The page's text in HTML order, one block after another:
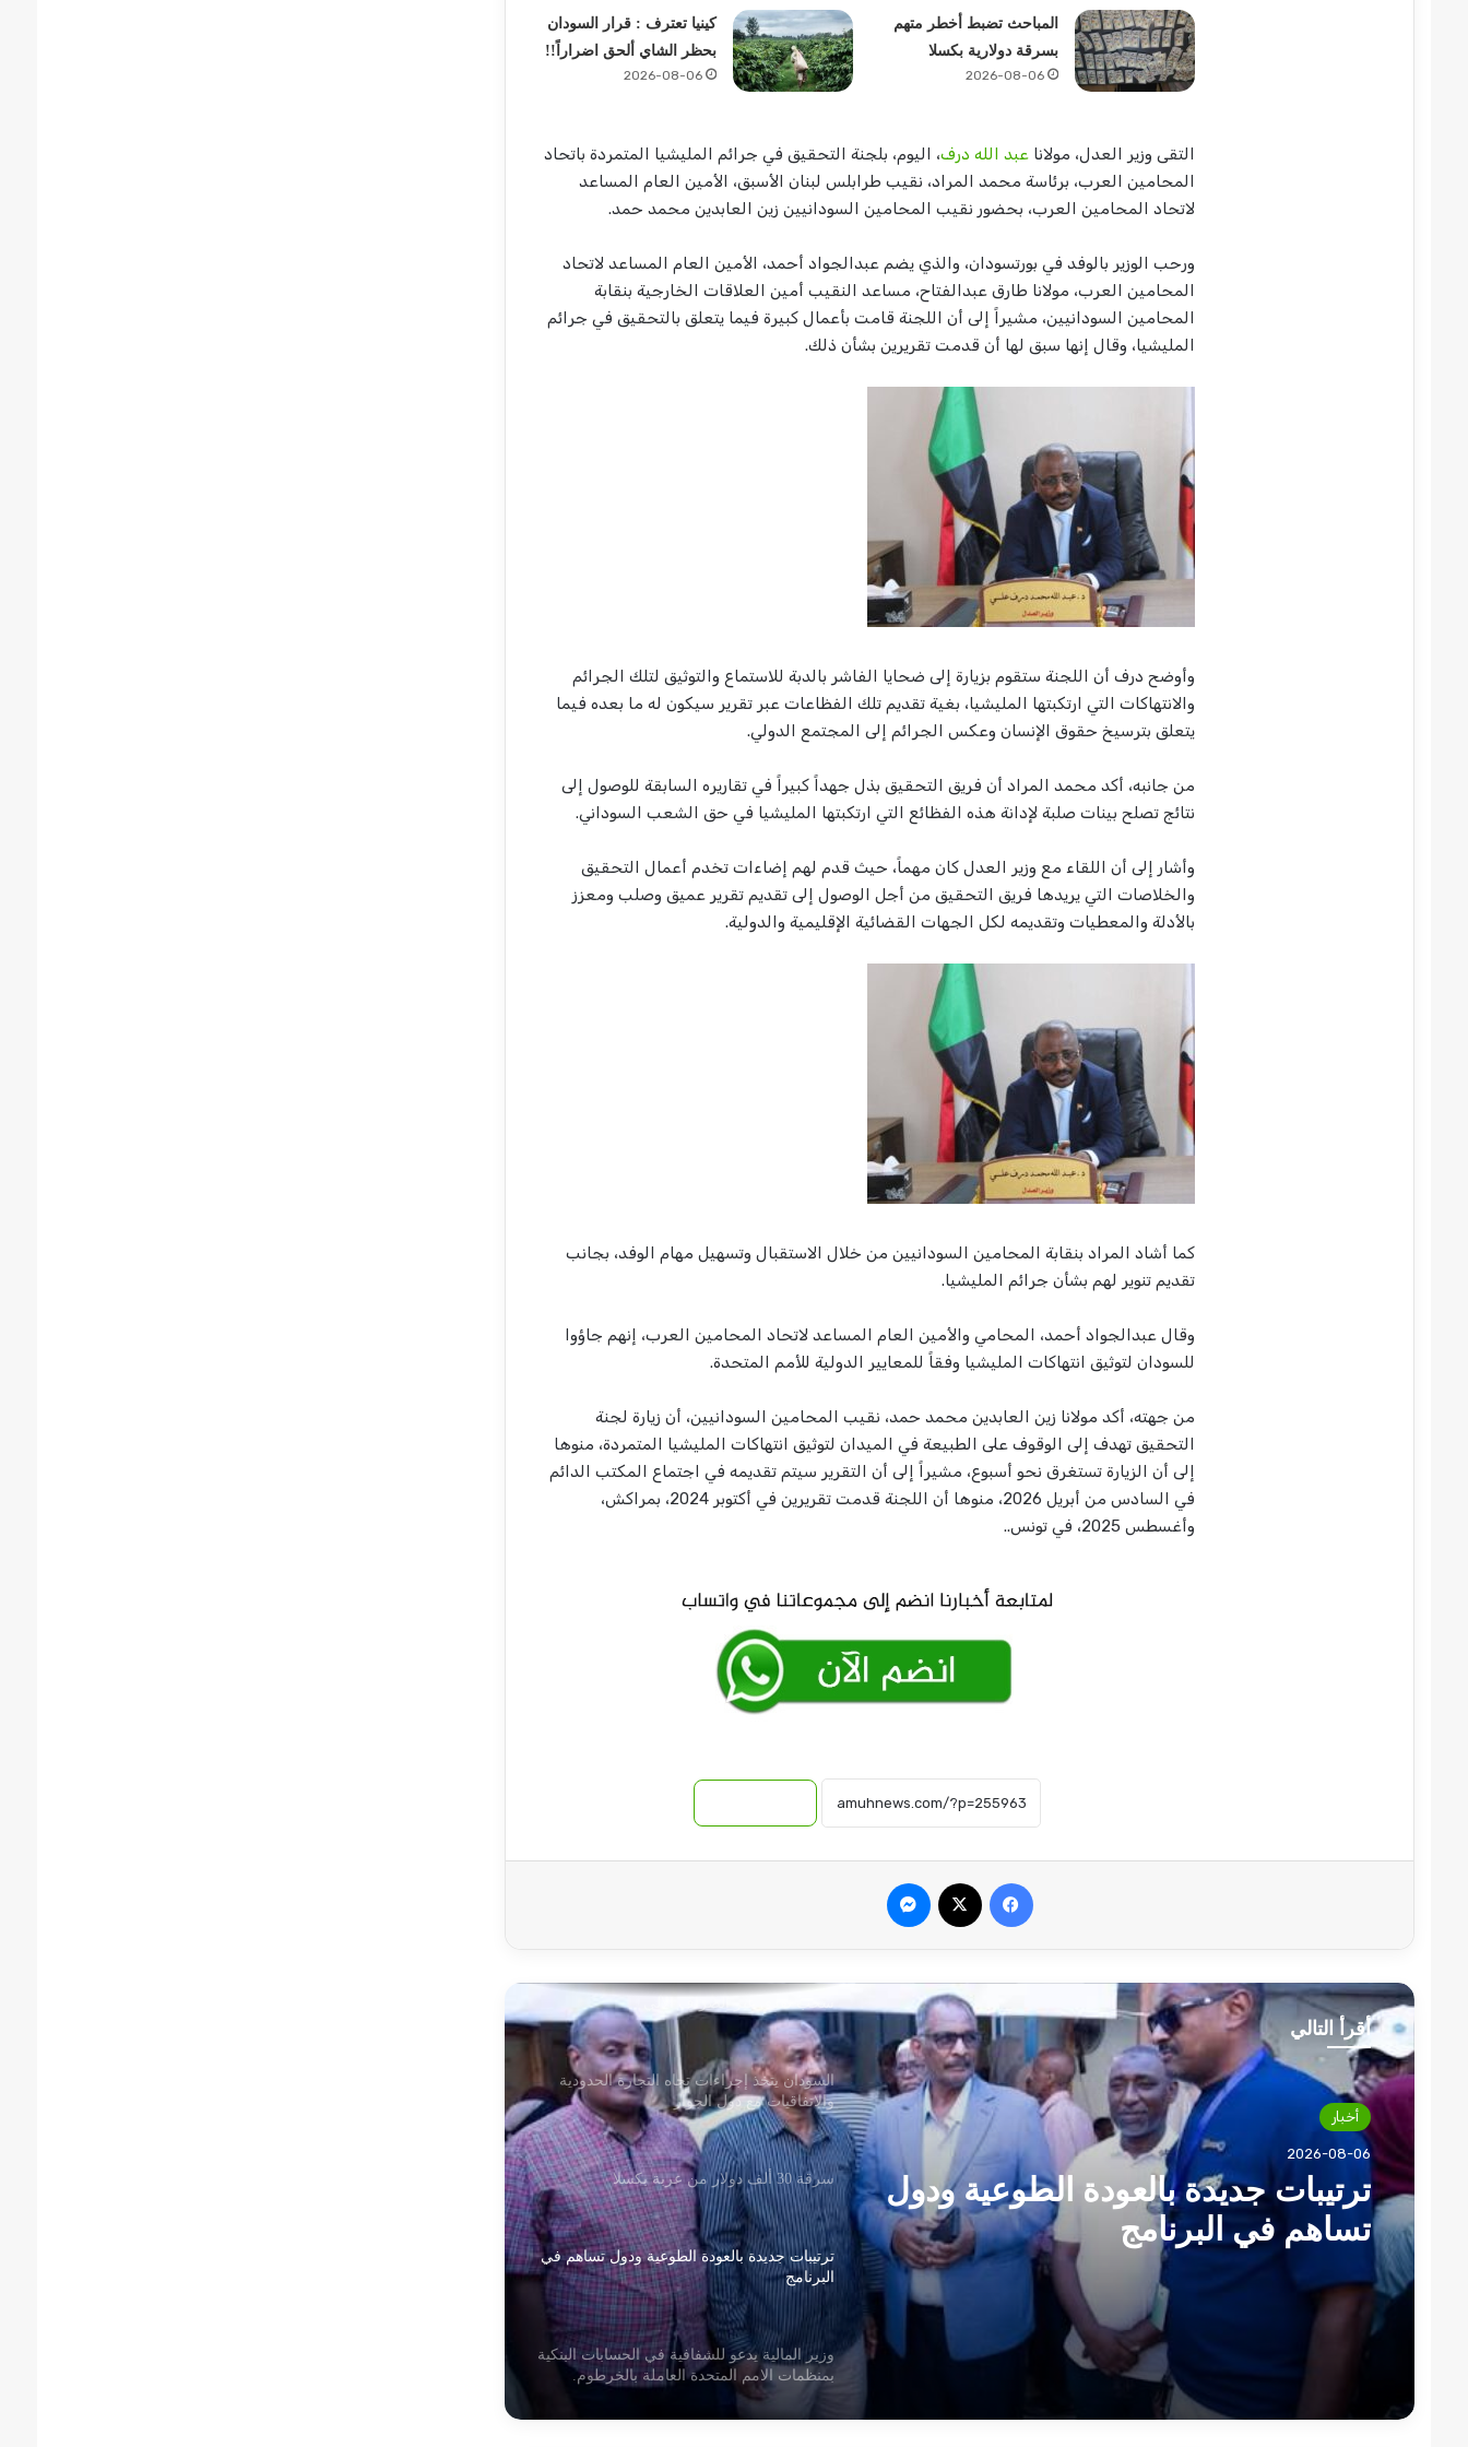
المباحث تضبط أخطر متهم
بسرقة دولارية بكسلا
2026-08-06
كينيا تعترف : قرار السودان
بحظر الشاي ألحق اضراراً!!
2026-08-06
التقى وزير العدل، مولانا عبد الله درف، اليوم، بلجنة التحقيق في جرائم المليشيا المتمردة باتحاد
المحامين العرب، برئاسة محمد المراد، نقيب طرابلس لبنان الأسبق، الأمين العام المساعد
لاتحاد المحامين العرب، بحضور نقيب المحامين السودانيين زين العابدين محمد حمد.
ورحب الوزير بالوفد في بورتسودان، والذي يضم عبدالجواد أحمد، الأمين العام المساعد لاتحاد
المحامين العرب، مولانا طارق عبدالفتاح، مساعد النقيب أمين العلاقات الخارجية بنقابة
المحامين السودانيين، مشيراً إلى أن اللجنة قامت بأعمال كبيرة فيما يتعلق بالتحقيق في جرائم
المليشيا، وقال إنها سبق لها أن قدمت تقريرين بشأن ذلك.
وأوضح درف أن اللجنة ستقوم بزيارة إلى ضحايا الفاشر بالدبة للاستماع والتوثيق لتلك الجرائم
والانتهاكات التي ارتكبتها المليشيا، بغية تقديم تلك الفظاعات عبر تقرير سيكون له ما بعده فيما
يتعلق بترسيخ حقوق الإنسان وعكس الجرائم إلى المجتمع الدولي.
من جانبه، أكد محمد المراد أن فريق التحقيق بذل جهداً كبيراً في تقاريره السابقة للوصول إلى
نتائج تصلح بينات صلبة لإدانة هذه الفظائع التي ارتكبتها المليشيا في حق الشعب السوداني.
وأشار إلى أن اللقاء مع وزير العدل كان مهماً، حيث قدم لهم إضاءات تخدم أعمال التحقيق
والخلاصات التي يريدها فريق التحقيق من أجل الوصول إلى تقديم تقرير عميق وصلب ومعزز
بالأدلة والمعطيات وتقديمه لكل الجهات القضائية الإقليمية والدولية.
كما أشاد المراد بنقابة المحامين السودانيين من خلال الاستقبال وتسهيل مهام الوفد، بجانب
تقديم تنوير لهم بشأن جرائم المليشيا.
وقال عبدالجواد أحمد، المحامي والأمين العام المساعد لاتحاد المحامين العرب، إنهم جاؤوا
للسودان لتوثيق انتهاكات المليشيا وفقاً للمعايير الدولية للأمم المتحدة.
من جهته، أكد مولانا زين العابدين محمد حمد، نقيب المحامين السودانيين، أن زيارة لجنة
التحقيق تهدف إلى الوقوف على الطبيعة في الميدان لتوثيق انتهاكات المليشيا المتمردة، منوها
إلى أن الزيارة تستغرق نحو أسبوع، مشيراً إلى أن التقرير سيتم تقديمه في اجتماع المكتب الدائم
في السادس من أبريل 2026، منوها أن اللجنة قدمت تقريرين في أكتوبر 2024، بمراكش،
وأغسطس 2025، في تونس..
فيسبوك
أقرأ التالي
أخبار
2026-08-06
ترتيبات جديدة بالعودة الطوعية ودول
تساهم في البرنامج
أخبار
2026-08-06
وزير المالية يدعو للشفافية في
الحسابات البنكية بمنظمات الامم
المتحدة العاملة بالخرطوم.
تفاصيل لقاء رئيس الوزراء ورئيس مجلس
شؤون الأحزاب السياسية
وزير المالية يعلن بشريات .. زيادة معدل النمو
صادرات اللحوم بالسعودية ودول مجلس التعاون
السودان يتخذ إجراءات تجاه التجارة الحدودية
والاتفاقيات مع دول الجوار
سرقة 30 ألف دولار من عربة بكسلا
ترتيبات جديدة بالعودة الطوعية ودول تساهم في
البرنامج
وزير المالية يدعو للشفافية في الحسابات البنكية
بمنظمات الامم المتحدة العاملة بالخرطوم.
وزير مصري: لن نسمح ببناء سدود إثيوبية جديدة
على مجرى النيل